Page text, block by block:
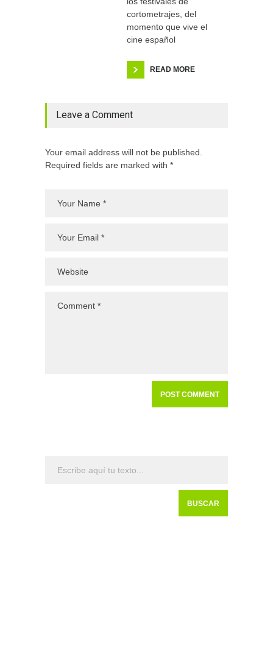
cortometrajes, del
momento que vive el
cine español
READ MORE
Leave a Comment
Your email address will not be published.
Required fields are marked with *